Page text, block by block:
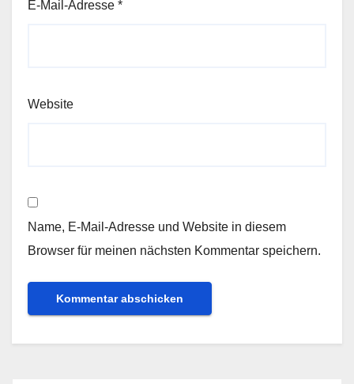
E-Mail-Adresse *
Website
Name, E-Mail-Adresse und Website in diesem
Browser für meinen nächsten Kommentar speichern.